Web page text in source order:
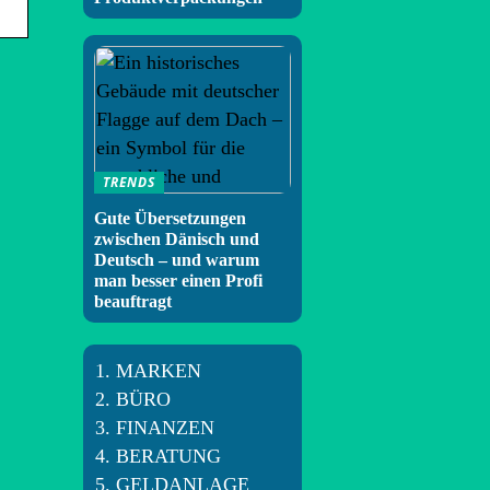
TRENDS
Gute Übersetzungen
zwischen Dänisch und
Deutsch – und warum
man besser einen Profi
beauftragt
MARKEN
BÜRO
FINANZEN
BERATUNG
GELDANLAGE